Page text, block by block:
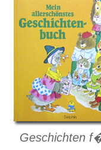
Geschichten